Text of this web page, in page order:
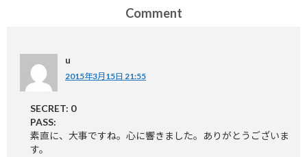
Comment
u
2015年3月15日 21:55
SECRET: 0
PASS:
素直に、大事ですね。心に響きました。ありがとうございま
す。